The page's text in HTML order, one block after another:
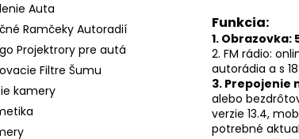
Auta
Ramčeky Autoradií
Projektrory pre autá
Filtre Šumu
kamery
Funkcia:
1. Obrazovka:
2. FM rádio:
autorádia a s
3. Prepojenie
alebo
verzie 13.4,
potrebné